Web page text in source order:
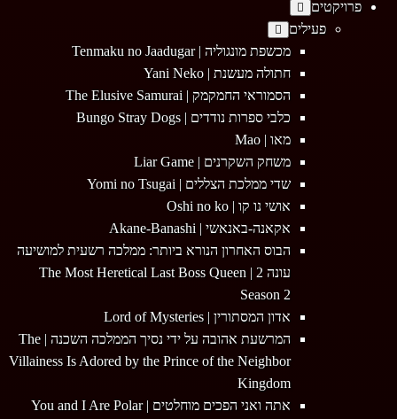
Menu פרויקטים
פעילים
מכשפת מונגוליה | Tenmaku no Jaadugar
חתולה מעשנת | Yani Neko
הסמוראי החמקמק | The Elusive Samurai
כלבי ספרות נודדים | Bungo Stray Dogs
מאו | Mao
משחק השקרנים | Liar Game
שדי ממלכת הצללים | Yomi no Tsugai
אושי נו קו | Oshi no ko
אקאנה-באנאשי | Akane-Banashi
הבוס האחרון הנורא ביותר: ממלכה רשעית למושיעה
עונה 2 | The Most Heretical Last Boss Queen
Season 2
אדון המסתורין | Lord of Mysteries
המרשעת אהובה על ידי נסיך הממלכה השכנה | The
Villainess Is Adored by the Prince of the Neighbor
Kingdom
אתה ואני הפכים מוחלטים | You and I Are Polar